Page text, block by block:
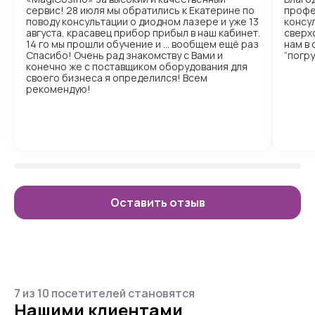
сервис! 28 июля мы обратились к Екатерине по
поводу консультации о диодном лазере и уже 13
августа, красавец прибор прибыл в наш кабинет.
14 го мы прошли обучение и … вообщем ещё раз
Спасибо! Очень рад знакомству с Вами и
конечно же с поставщиком оборудования для
своего бизнеса я определился! Всем
рекомендую!
нам в
Оставить отзыв
7 из 10 посетителей становятся
Нашими клиентами